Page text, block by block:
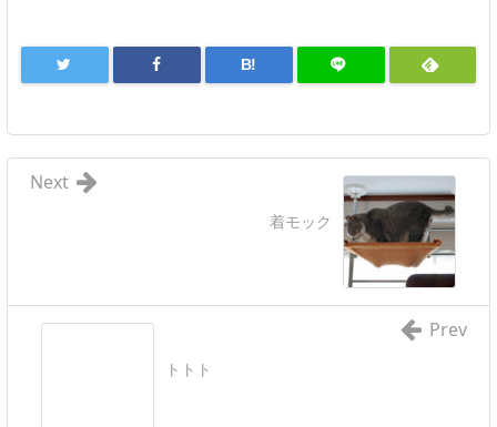
B!
着モック
Next
トトト
Prev